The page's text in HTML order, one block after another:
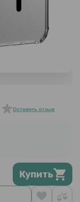
Оставить отзыв
Купить